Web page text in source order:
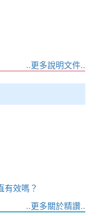
..更多說明文件..
有效嗎？
..更多關於精讚..